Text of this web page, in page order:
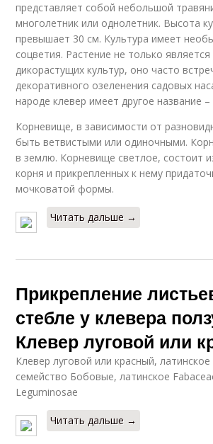
представляет собой небольшой
многолетник или однолетник. Высота
превышает 30 см. Культура имеет
соцветия. Растение не только
дикорастущих культур, оно часто
декоративного озеленения садовых
народе клевер имеет другое название –
Корневище, в зависимости от
быть ветвистыми или одиночными.
в землю. Корневище светлое, состоит
корня и прикрепленных к нему
мочковатой формы.
Читать дальше →
Прикрепление
стебле у клевера
Клевер луговой или
Клевер луговой или красный,
семейство Бобовые, латинское
Leguminosae
Читать дальше →